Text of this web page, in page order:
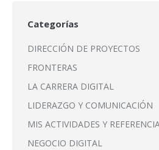
Categorías
DIRECCIÓN DE PROYECTOS
FRONTERAS
LA CARRERA DIGITAL
LIDERAZGO Y COMUNICACIÓN
MIS ACTIVIDADES Y
NEGOCIO DIGITAL